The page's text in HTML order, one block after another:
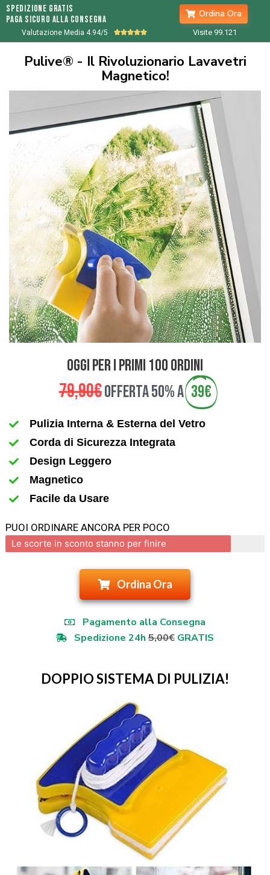
spedizione gratis
paga sicuro alla consegna
Ordina Ora
Valutazione Media 4.94/5  Visite 99. 121
Pulive® - Il Rivoluzionario Lavavetri
Magnetico!
OGGI PER I PRIMI 100 ORDINI
79,90€OFFERTA 50% A39€
Pulizia Interna & Esterna del Vetro
Corda di Sicurezza Integrata
Design Leggero
Magnetico
Facile da Usare
PUOI ORDINARE ANCORA PER POCO
Le scorte in sconto stanno per finire
Ordina Ora
Pagamento alla Consegna
Spedizione 24h5,00€GRATIS
DOPPIO SISTEMA DI PULIZIA!